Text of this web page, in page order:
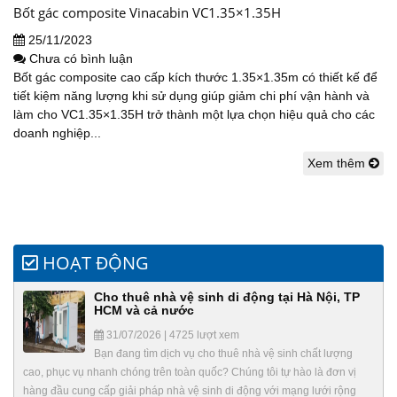
Bốt gác composite Vinacabin VC1.35×1.35H
25/11/2023
Chưa có bình luận
Bốt gác composite cao cấp kích thước 1.35×1.35m có thiết kế để
tiết kiệm năng lượng khi sử dụng giúp giảm chi phí vận hành và
làm cho VC1.35×1.35H trở thành một lựa chọn hiệu quả cho các
doanh nghiệp...
Xem thêm
HOẠT ĐỘNG
Cho thuê nhà vệ sinh di động tại Hà Nội, TP
HCM và cả nước
31/07/2026 | 4725 lượt xem
Bạn đang tìm dịch vụ cho thuê nhà vệ sinh chất lượng
cao, phục vụ nhanh chóng trên toàn quốc? Chúng tôi tự hào là đơn vị
hàng đầu cung cấp giải pháp nhà vệ sinh di động với mạng lưới rộng